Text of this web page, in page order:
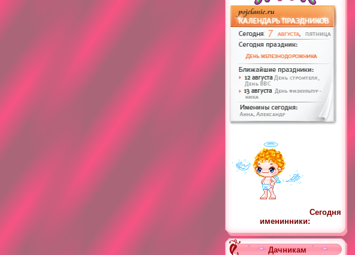
Сегодня
именинники:
Дачникам